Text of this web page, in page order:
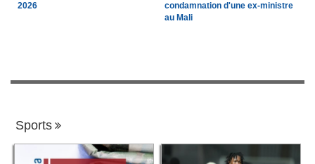
2026
condamnation d'une ex-ministre
au Mali
Sports